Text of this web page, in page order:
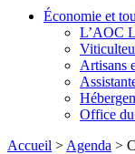
Économie et
L’AOC
Artisans
Office
Accueil > Agenda >